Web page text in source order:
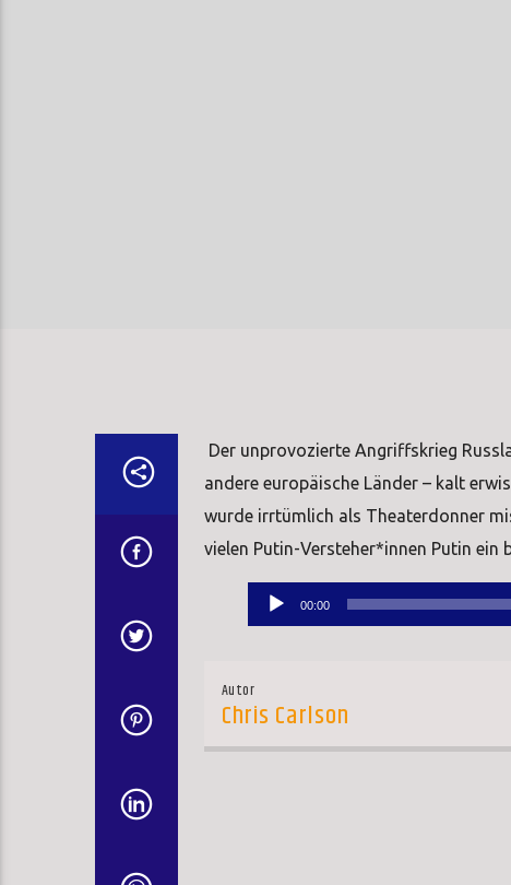
Der unprovozierte Angriffskrieg
andere europäische Länder – kalt
wurde irrtümlich als Theaterdonner
vielen Putin-Versteher*innen Putin ein
Audio-
Player
00:00
Autor
Chris Carlson